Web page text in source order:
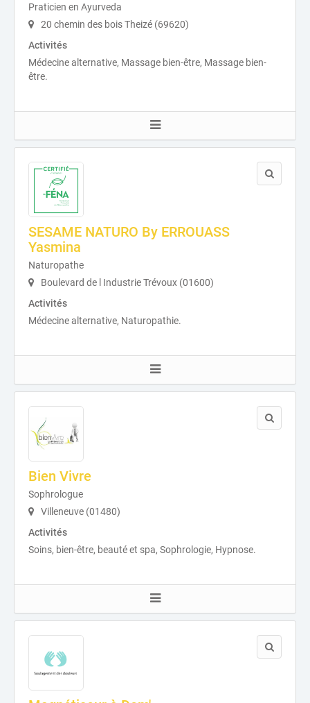
Praticien en Ayurveda
20 chemin des bois Theizé (69620)
Activités
Médecine alternative, Massage bien-être, Massage bien-
être.
SESAME NATURO By ERROUASS
Yasmina
Naturopathe
Boulevard de l Industrie Trévoux (01600)
Activités
Médecine alternative, Naturopathie.
Bien Vivre
Sophrologue
Villeneuve (01480)
Activités
Soins, bien-être, beauté et spa, Sophrologie, Hypnose.